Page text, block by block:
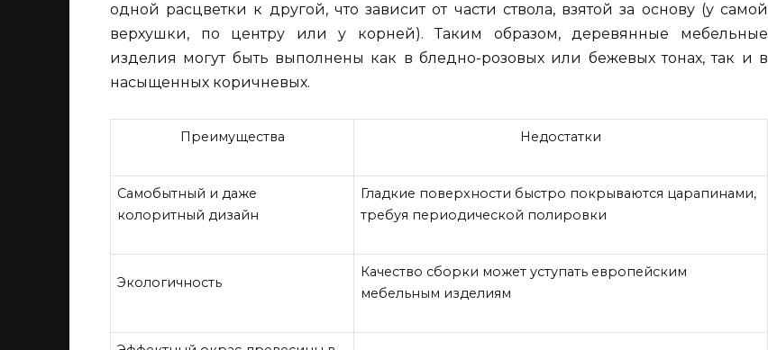
одной расцветки к другой, что зависит от части ствола, взятой за основу (у самой
верхушки, по центру или у корней). Таким образом, деревянные мебельные
изделия могут быть выполнены как в бледно-розовых или бежевых тонах, так и в
насыщенных коричневых.
Преимущества Недостатки
Самобытный и даже
колоритный дизайн
Гладкие поверхности быстро покрываются царапинами,
требуя периодической полировки
Экологичность
Качество сборки может уступать европейским
мебельным изделиям